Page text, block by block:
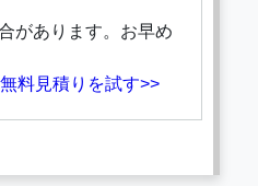
があります。お早め
料見積りを試す>>